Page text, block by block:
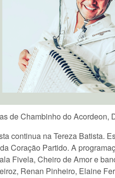
de Chambinho do
continua na Tereza Batista.
Coração Partido. A
Fivela, Cheiro de Amor e
Renan Pinheiro, Elaine